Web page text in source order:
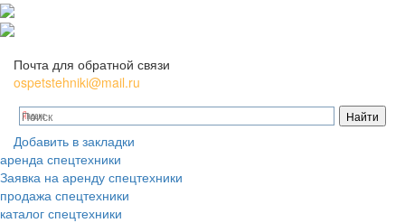
Почта для обратной связи
ospetstehniki@mail.ru
Добавить в закладки
аренда спецтехники
Заявка на аренду спецтехники
продажа спецтехники
каталог спецтехники